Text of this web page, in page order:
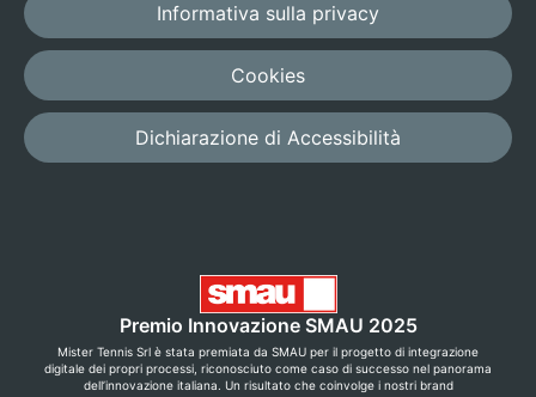
Informativa sulla privacy
Cookies
Dichiarazione di Accessibilità
Premio Innovazione SMAU 2025
Mister Tennis Srl è stata premiata da SMAU per il progetto di integrazione
digitale dei propri processi, riconosciuto come caso di successo nel panorama
dell’innovazione italiana. Un risultato che coinvolge i nostri brand